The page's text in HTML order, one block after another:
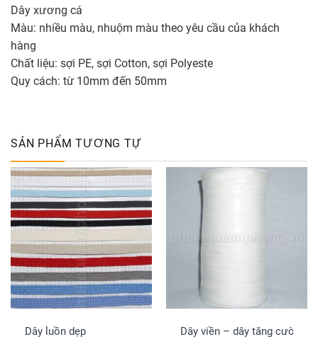
Dây xương cá
Màu: nhiều màu, nhuộm màu theo yêu cầu của khách
hàng
Chất liệu: sợi PE, sợi Cotton, sợi Polyeste
Quy cách: từ 10mm đến 50mm
SẢN PHẨM TƯƠNG TỰ
Dây luồn dẹp Dây viền – dây tăng cường